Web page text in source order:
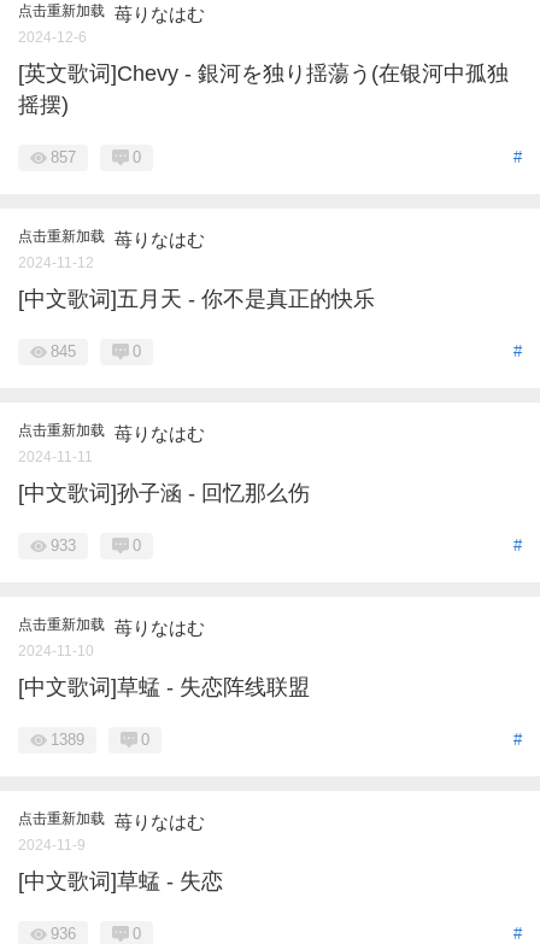
点击重新加载 苺りなはむ
2024-12-6
[英文歌词]Chevy - 銀河を独り揺蕩う(在银河中孤独
摇摆)
#
857 0
点击重新加载 苺りなはむ
2024-11-12
[中文歌词]五月天 - 你不是真正的快乐
#
845 0
点击重新加载 苺りなはむ
2024-11-11
[中文歌词]孙子涵 - 回忆那么伤
#
933 0
点击重新加载 苺りなはむ
2024-11-10
[中文歌词]草蜢 - 失恋阵线联盟
#
1389 0
点击重新加载 苺りなはむ
2024-11-9
[中文歌词]草蜢 - 失恋
#
936 0